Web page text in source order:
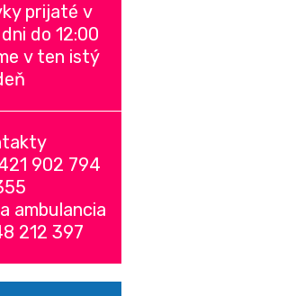
prijaté v
do 12:00
v ten istý
902 794
ambulancia
212 397